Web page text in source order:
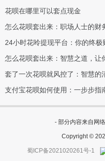
花呗在哪里可以套点现金
怎么花呗套出来：职场人士的财
24小时花呤提现平台：你的终极
怎么花呗套出来：智慧之道，让
套了一次花呗就风控了：智慧的
支付宝花呗如何使用：一步步指
- 部分内容来自网
Copyright ©
蜀ICP备2021020261号-1